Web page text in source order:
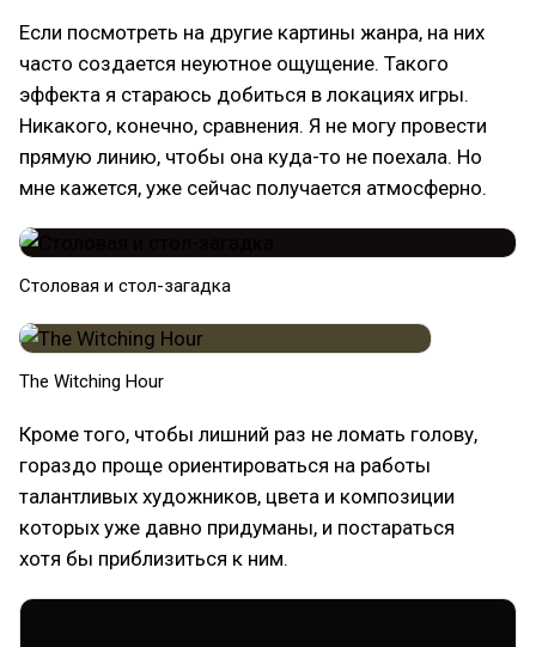
Если посмотреть на другие картины жанра, на них
часто создается неуютное ощущение. Такого
эффекта я стараюсь добиться в локациях игры.
Никакого, конечно, сравнения. Я не могу провести
прямую линию, чтобы она куда-то не поехала. Но
мне кажется, уже сейчас получается атмосферно.
Столовая и стол-загадка
The Witching Hour
Кроме того, чтобы лишний раз не ломать голову,
гораздо проще ориентироваться на работы
талантливых художников, цвета и композиции
которых уже давно придуманы, и постараться
хотя бы приблизиться к ним.